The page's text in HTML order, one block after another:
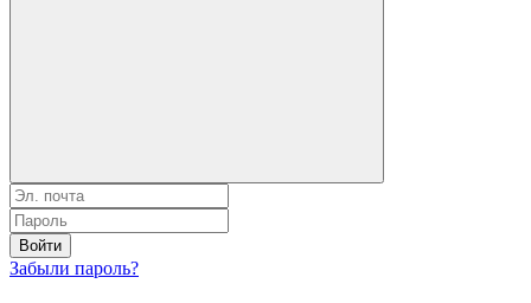
Войти
Забыли пароль?